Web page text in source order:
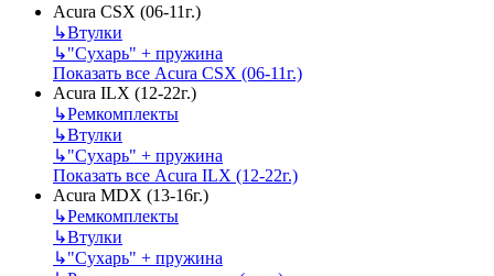
Acura CSX (06-11г.)
↳Втулки
↳"Сухарь" + пружина
Показать все Acura CSX (06-11г.)
Acura ILX (12-22г.)
↳Ремкомплекты
↳Втулки
↳"Сухарь" + пружина
Показать все Acura ILX (12-22г.)
Acura MDX (13-16г.)
↳Ремкомплекты
↳Втулки
↳"Сухарь" + пружина